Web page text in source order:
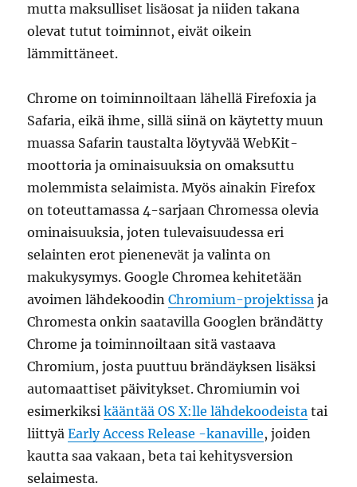
mutta maksulliset lisäosat ja niiden takana
olevat tutut toiminnot, eivät oikein
lämmittäneet.
Chrome on toiminnoiltaan lähellä Firefoxia ja
Safaria, eikä ihme, sillä siinä on käytetty muun
muassa Safarin taustalta löytyvää WebKit-
moottoria ja ominaisuuksia on omaksuttu
molemmista selaimista. Myös ainakin Firefox
on toteuttamassa 4-sarjaan Chromessa olevia
ominaisuuksia, joten tulevaisuudessa eri
selainten erot pienenevät ja valinta on
makukysymys. Google Chromea kehitetään
avoimen lähdekoodinChromium-projektissa ja
Chromesta onkin saatavilla Googlen brändätty
Chrome ja toiminnoiltaan sitä vastaava
Chromium, josta puuttuu brändäyksen lisäksi
automaattiset päivitykset. Chromiumin voi
esimerkiksikääntää OS X:lle lähdekoodeista tai
liittyäEarly Access Release -kanaville, joiden
kautta saa vakaan, beta tai kehitysversion
selaimesta.